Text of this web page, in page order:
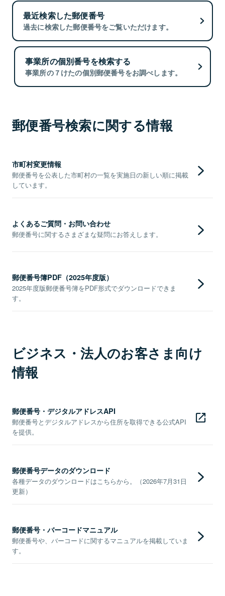
最近検索した郵便番号
過去に検索した郵便番号をご覧いただけます。
事業所の個別番号を検索する
事業所の７けたの個別郵便番号をお調べします。
郵便番号検索に関する情報
市町村変更情報
郵便番号を公表した市町村の一覧を実施日の新しい順に掲載
しています。
よくあるご質問・お問い合わせ
郵便番号に関するさまざまな疑問にお答えします。
郵便番号簿PDF（2025年度版）
2025年度版郵便番号簿をPDF形式でダウンロードできま
す。
ビジネス・法人のお客さま向け
情報
郵便番号・デジタルアドレスAPI
郵便番号とデジタルアドレスから住所を取得できる公式API
を提供。
郵便番号データのダウンロード
各種データのダウンロードはこちらから。（2026年7月31日
更新）
郵便番号・バーコードマニュアル
郵便番号や、バーコードに関するマニュアルを掲載していま
す。